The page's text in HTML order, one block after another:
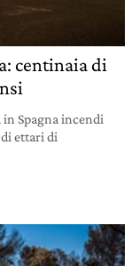
centinaia di
Spagna incendi
ettari di